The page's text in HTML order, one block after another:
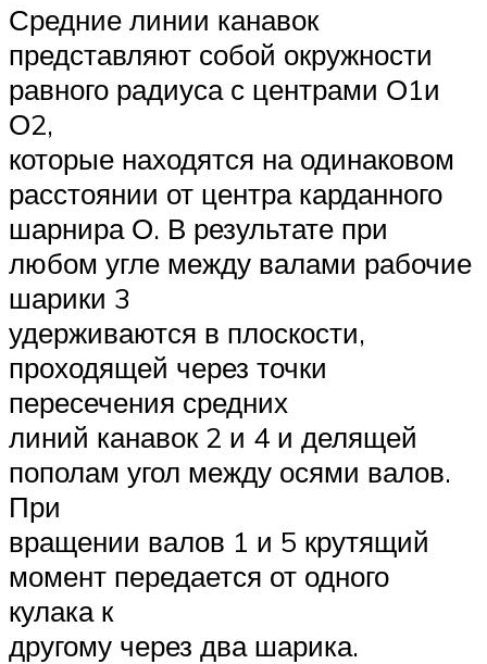
Средние линии канавок
представляют собой окружности
равного радиуса с центрами О1и
О2,
которые находятся на одинаковом
расстоянии от центра карданного
шарнира О. В результате при
любом угле между валами рабочие
шарики 3
удерживаются в плоскости,
проходящей через точки
пересечения средних
линий канавок 2 и 4 и делящей
пополам угол между осями валов.
При
вращении валов 1 и 5 крутящий
момент передается от одного
кулака к
другому через два шарика.